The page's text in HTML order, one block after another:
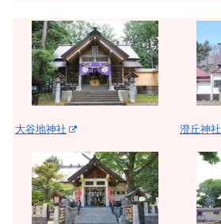
大谷地神社 澄丘神社